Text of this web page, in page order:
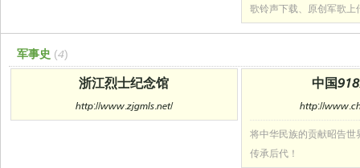
歌铃声下载、原创军歌上
军事史 (4)
浙江烈士纪念馆
http://www.zjgmls.net/
中国
http://
将中华民族的贡献昭告世
传承后代！